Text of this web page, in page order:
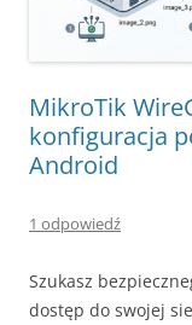
MikroTik
konfiguracja
Android
1 odpowiedź
Szukasz
dostęp do swojej